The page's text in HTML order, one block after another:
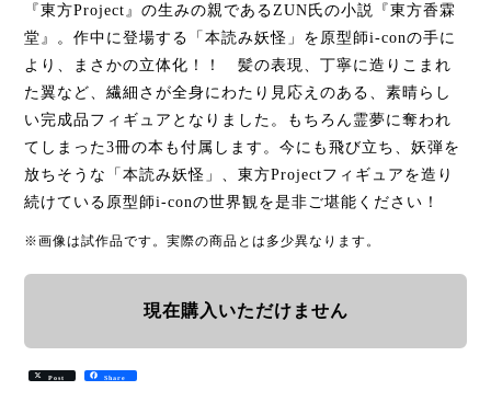
『東方Project』の生みの親であるZUN氏の小説『東方香霖
堂』。作中に登場する「本読み妖怪」を原型師i-conの手に
より、まさかの立体化！！ 髪の表現、丁寧に造りこまれ
た翼など、繊細さが全身にわたり見応えのある、素晴らし
い完成品フィギュアとなりました。もちろん霊夢に奪われ
てしまった3冊の本も付属します。今にも飛び立ち、妖弾を
放ちそうな「本読み妖怪」、東方Projectフィギュアを造り
続けている原型師i-conの世界観を是非ご堪能ください！
※画像は試作品です。実際の商品とは多少異なります。
現在購入いただけません
Post Share